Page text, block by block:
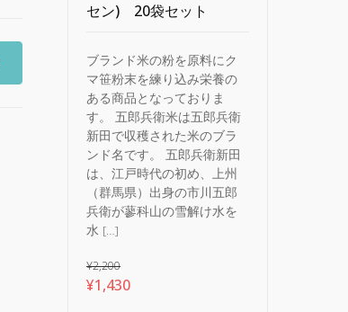
セン) 20袋セット
ブランド米の粉を原料にク
マ笹粉末を練り込み栄養の
ある商品となっておりま
す。 五郎兵衛米は五郎兵衛
新田で収穫された米のブラ
ンド名です。 五郎兵衛新田
は、江戸時代の初め、上州
（群馬県）出身の市川五郎
兵衛が蓼科山の雪解け水を
水 […]
¥2,200
元
¥1,430現